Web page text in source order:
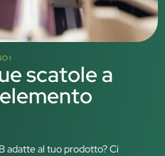
scatole a
adatte al tuo prodotto? Ci